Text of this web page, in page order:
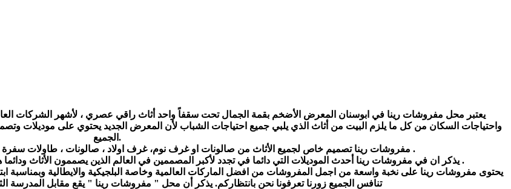
يعتبر محل مفروشات رينا في ابوسنان المعرض الأضخم بقمة الجمال تحت سقفاً واحد أثاث راقي عصري ، لأشهر الشركات
الجميع.
مفروشات رينا تصميم خاص لجميع الأثاث من صالونات او غرف نوم، غرف اولاد ، صالونات ، طاولات سفرة ، الخشب المحفور او صالونات الجلد الطبيعي وغيرها .
يذكر ان في مفروشات رينا أحدث الموديلات التي دائما في تجدد لأكبر المصممين في العالم الذين يصممون الأثاث ودائما هناك إبداعات وتجديدات حيت تم فتح معرض جديد بتصميم أوروبي .
يحتوى مفروشات رينا على نخبة واسعة من اجمل المفروشات من افضل الماركات العالمية وخاصة البلجيكية والايطالية وبمناسبة
تنافس الجميع زورنا تعرفونا نحن بانتظاركم. يذكر أن محل " مفروشات رينا " يقع مقابل المدرسة الثانوية في ابوسنان